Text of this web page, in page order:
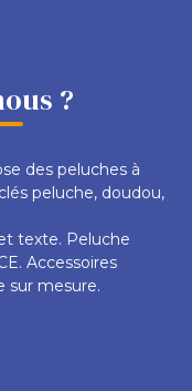
?
des peluches à
peluche, doudou,
texte. Peluche
Accessoires
sur mesure.